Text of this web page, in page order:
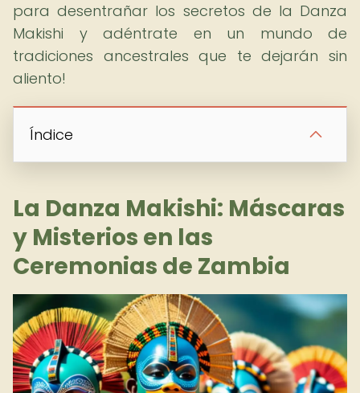
para desentrañar los secretos de la Danza
Makishi y adéntrate en un mundo de
tradiciones ancestrales que te dejarán sin
aliento!
Índice
La Danza Makishi: Máscaras
y Misterios en las
Ceremonias de Zambia